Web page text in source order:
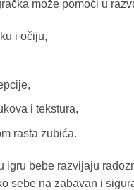
može pomoći u
i očiju,
i tekstura,
rasta zubića.
igru bebe razvijaju
sebe na zabavan i